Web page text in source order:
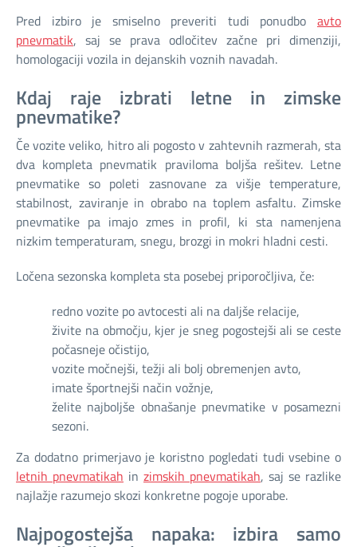
Pred izbiro je smiselno preveriti tudi ponudbo avto
pnevmatik, saj se prava odločitev začne pri dimenziji,
homologaciji vozila in dejanskih voznih navadah.
Kdaj raje izbrati letne in zimske
pnevmatike?
Če vozite veliko, hitro ali pogosto v zahtevnih razmerah, sta
dva kompleta pnevmatik praviloma boljša rešitev. Letne
pnevmatike so poleti zasnovane za višje temperature,
stabilnost, zaviranje in obrabo na toplem asfaltu. Zimske
pnevmatike pa imajo zmes in profil, ki sta namenjena
nizkim temperaturam, snegu, brozgi in mokri hladni cesti.
Ločena sezonska kompleta sta posebej priporočljiva, če:
redno vozite po avtocesti ali na daljše relacije,
živite na območju, kjer je sneg pogostejši ali se ceste
počasneje očistijo,
vozite močnejši, težji ali bolj obremenjen avto,
imate športnejši način vožnje,
želite najboljše obnašanje pnevmatike v posamezni
sezoni.
Za dodatno primerjavo je koristno pogledati tudi vsebine o
letnih pnevmatikah in zimskih pnevmatikah, saj se razlike
najlažje razumejo skozi konkretne pogoje uporabe.
Najpogostejša napaka: izbira samo